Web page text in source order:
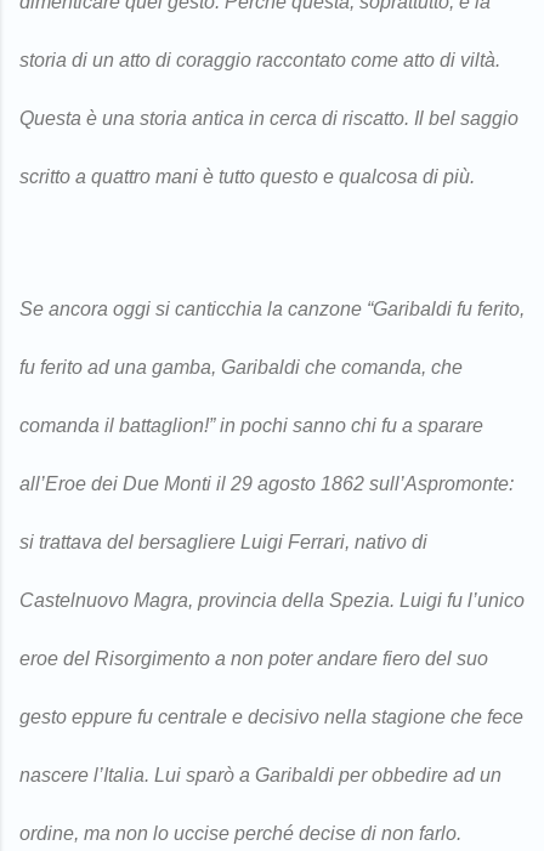
storia di un atto di coraggio raccontato come atto di viltà.
Questa è una storia antica in cerca di riscatto. Il bel saggio
scritto a quattro mani è tutto questo e qualcosa di più.
Se ancora oggi si canticchia la canzone “Garibaldi fu ferito,
fu ferito ad una gamba, Garibaldi che comanda, che
comanda il battaglion!” in pochi sanno chi fu a sparare
all’Eroe dei Due Monti il 29 agosto 1862 sull’Aspromonte:
si trattava del bersagliere Luigi Ferrari, nativo di
Castelnuovo Magra, provincia della Spezia. Luigi fu l’unico
eroe del Risorgimento a non poter andare fiero del suo
gesto eppure fu centrale e decisivo nella stagione che fece
nascere l’Italia. Lui sparò a Garibaldi per obbedire ad un
ordine, ma non lo uccise perché decise di non farlo.